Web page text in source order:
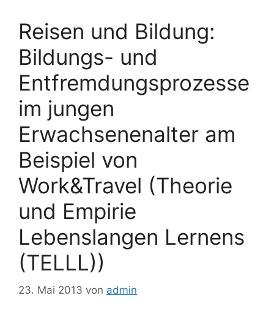
Reisen und Bildung:
Bildungs- und
Entfremdungsprozesse
im jungen
Erwachsenenalter am
Beispiel von
Work&Travel (Theorie
und Empirie
Lebenslangen Lernens
(TELLL))
23. Mai 2013 von admin